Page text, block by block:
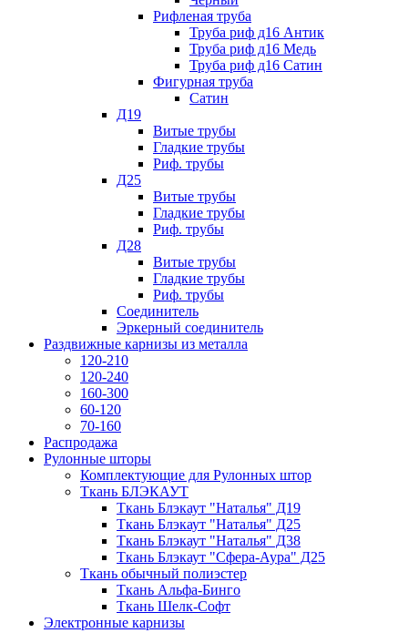
Рифленая труба
Труба риф д16 Антик
Труба риф д16 Медь
Труба риф д16 Сатин
Фигурная труба
Сатин
Д19
Витые трубы
Гладкие трубы
Риф. трубы
Д25
Витые трубы
Гладкие трубы
Риф. трубы
Д28
Витые трубы
Гладкие трубы
Риф. трубы
Соединитель
Эркерный соединитель
Раздвижные карнизы из металла
120-210
120-240
160-300
60-120
70-160
Распродажа
Рулонные шторы
Комплектующие для Рулонных штор
Ткань БЛЭКАУТ
Ткань Блэкаут "Наталья" Д19
Ткань Блэкаут "Наталья" Д25
Ткань Блэкаут "Наталья" Д38
Ткань Блэкаут "Сфера-Аура" Д25
Ткань обычный полиэстер
Ткань Альфа-Бинго
Ткань Шелк-Софт
Электронные карнизы